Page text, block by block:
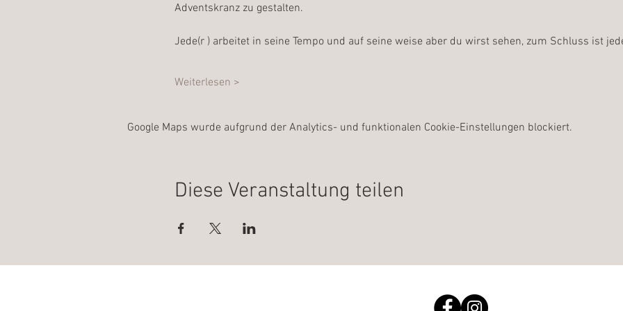
Adventskranz zu gestalten.
Jede(r ) arbeitet in seine Tempo und auf seine weise aber du wirst sehen, zum Schluss ist
Weiterlesen >
Google Maps wurde aufgrund der Analytics- und funktionalen Cookie-Einstellungen blockiert.
Diese Veranstaltung teilen